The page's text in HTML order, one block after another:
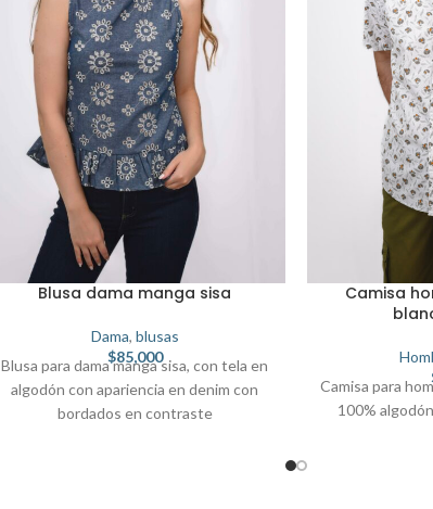
Blusa dama manga sisa
Dama, blusas
$85,000
Blusa para dama manga sisa, con tela en
algodón con apariencia en denim con
bordados en contraste
Camisa
Camisa para
100%